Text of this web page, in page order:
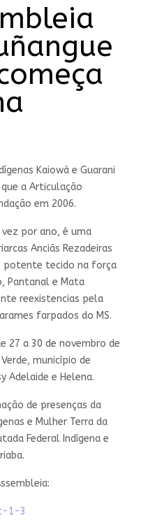
Kaiowá e Guarani
a Articulação
em 2006.
por ano, é uma
Anciãs Rezadeiras
potente tecido na força
Pantanal e Mata
reexistencias pela
farpados do MS.
27 a 30 de novembro de
município de
Adelaide e Helena.
de presenças da
e Mulher Terra da
Federal Indígena e
1-3